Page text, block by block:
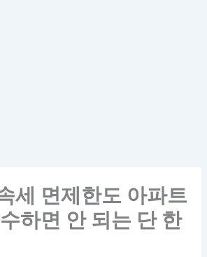
세 면제한도 아파트
하면 안 되는 단 한